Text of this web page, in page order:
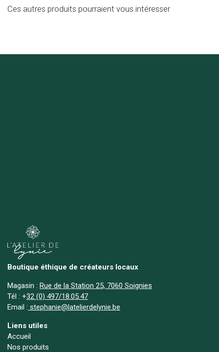
Ces autres produits pourraient vous intéresser
Boutique éthique de créateurs locaux
Magasin : Rue de la Station 25, 7060 Soignies
Tél : +32 (0) 497/18.05.47
Email : stephanie@latelierdelynie.be
Liens utiles
Accueil
Nos produits